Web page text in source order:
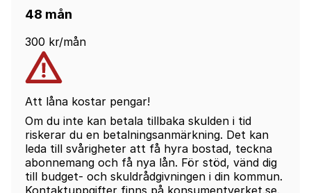
48 mån
300 kr/mån
Att låna kostar pengar!
Om du inte kan betala tillbaka skulden i tid
riskerar du en betalningsanmärkning. Det kan
leda till svårigheter att få hyra bostad, teckna
abonnemang och få nya lån. För stöd, vänd dig
till budget- och skuldrådgivningen i din kommun.